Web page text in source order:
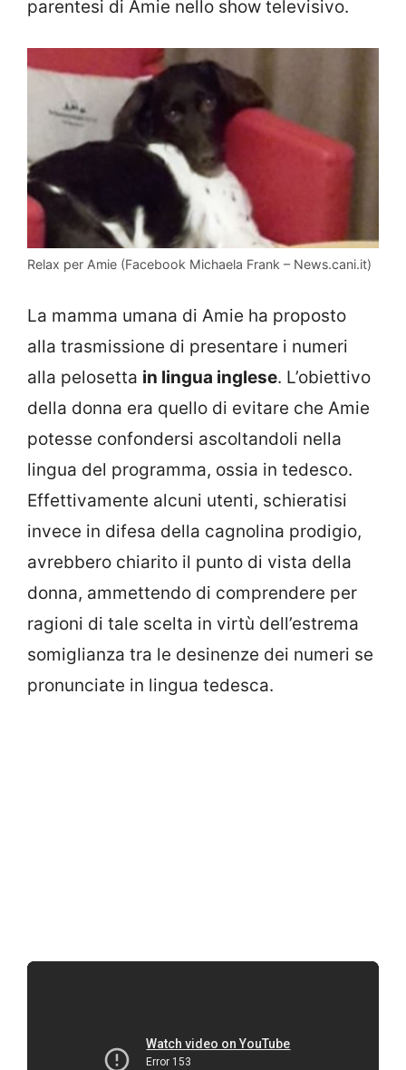
parentesi di Amie nello show televisivo.
Relax per Amie (Facebook Michaela Frank – News.cani.it)
La mamma umana di Amie ha proposto
alla trasmissione di presentare i numeri
alla pelosetta in lingua inglese. L’obiettivo
della donna era quello di evitare che Amie
potesse confondersi ascoltandoli nella
lingua del programma, ossia in tedesco.
Effettivamente alcuni utenti, schieratisi
invece in difesa della cagnolina prodigio,
avrebbero chiarito il punto di vista della
donna, ammettendo di comprendere per
ragioni di tale scelta in virtù dell’estrema
somiglianza tra le desinenze dei numeri se
pronunciate in lingua tedesca.